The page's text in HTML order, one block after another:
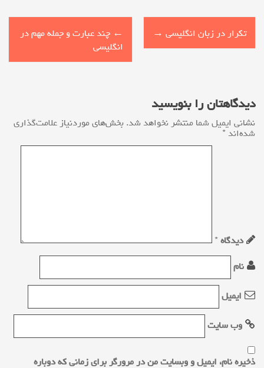
P
o
t
n
a
a
t
o
n
← چند عبارت و جمله مهم در
انگلیسی
تکرار در زبان انگلیسی →
دیدگاهتان را بنویسید
نشانی ایمیل شما منتشر نخواهد شد. بخش‌های موردنیاز علامت‌گذاری
شده‌اند *
دیدگاه *
نام
ایمیل
وب‌ سایت
ذخیره نام، ایمیل و وبسایت من در مرورگر برای زمانی که دوباره